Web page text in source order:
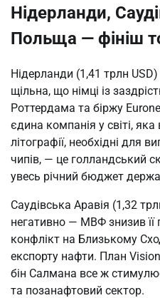
Нідерланди,
Польща — фініш
Нідерланди (1,41 трлн
щільна, що німці із
Роттердама та біржу
єдина компанія у світі,
літографії, необхідні для
чипів, — це голландський
увесь річний бюджет
Саудівська Аравія (1,32
негативно — МВФ знизив її
конфлікт на Близькому
експорту нафти. План
бін Салмана все ж
та позанафтовий сектор.